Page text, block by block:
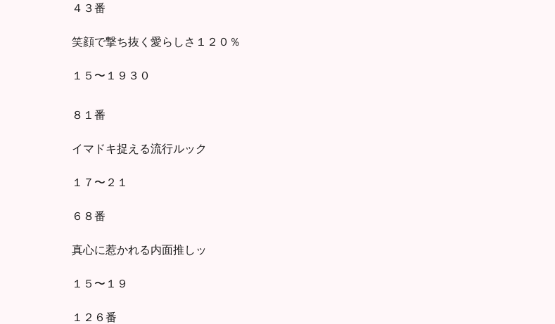
４３番
笑顔で撃ち抜く愛らしさ１２０％
１５〜１９３０
８１番
イマドキ捉える流行ルック
１７〜２１
６８番
真心に惹かれる内面推しッ
１５〜１９
１２６番